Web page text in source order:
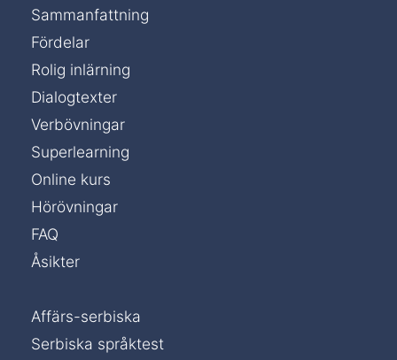
Sammanfattning
Fördelar
Rolig inlärning
Dialogtexter
Verbövningar
Superlearning
Online kurs
Hörövningar
FAQ
Åsikter
Affärs-serbiska
Serbiska språktest